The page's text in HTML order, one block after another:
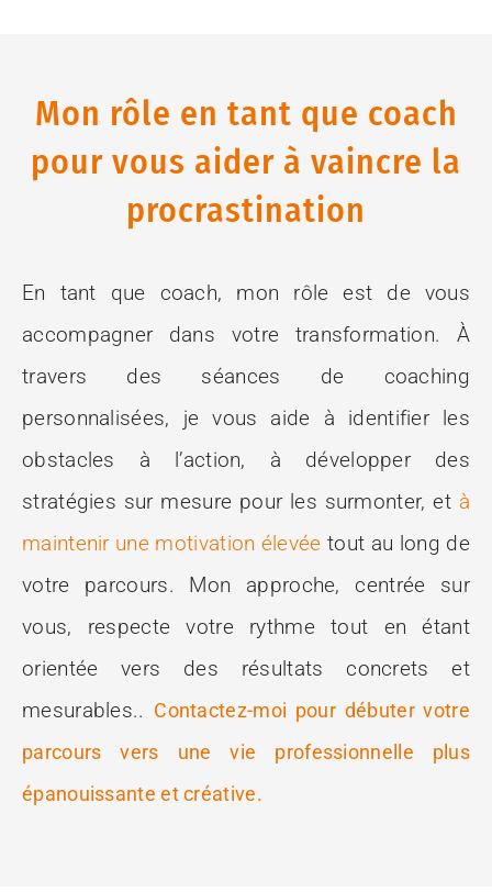
Mon rôle en tant que coach
pour vous aider à vaincre la
procrastination
En tant que coach, mon rôle est de vous
accompagner dans votre transformation. À
travers des séances de coaching
personnalisées, je vous aide à identifier les
obstacles à l’action, à développer des
stratégies sur mesure pour les surmonter, et à
maintenir une motivation élevée tout au long de
votre parcours. Mon approche, centrée sur
vous, respecte votre rythme tout en étant
orientée vers des résultats concrets et
mesurables.. Contactez-moi pour débuter votre
parcours vers une vie professionnelle plus
épanouissante et créative.